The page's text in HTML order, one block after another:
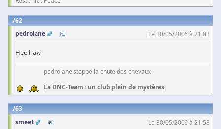
62
pedrolane
Le 30/05/2006 à 21:03
Hee haw
pedrolane stoppe la chute des chevaux
La DNC-Team : un club plein de mystères
63
smeet
Le 30/05/2006 à 21:58